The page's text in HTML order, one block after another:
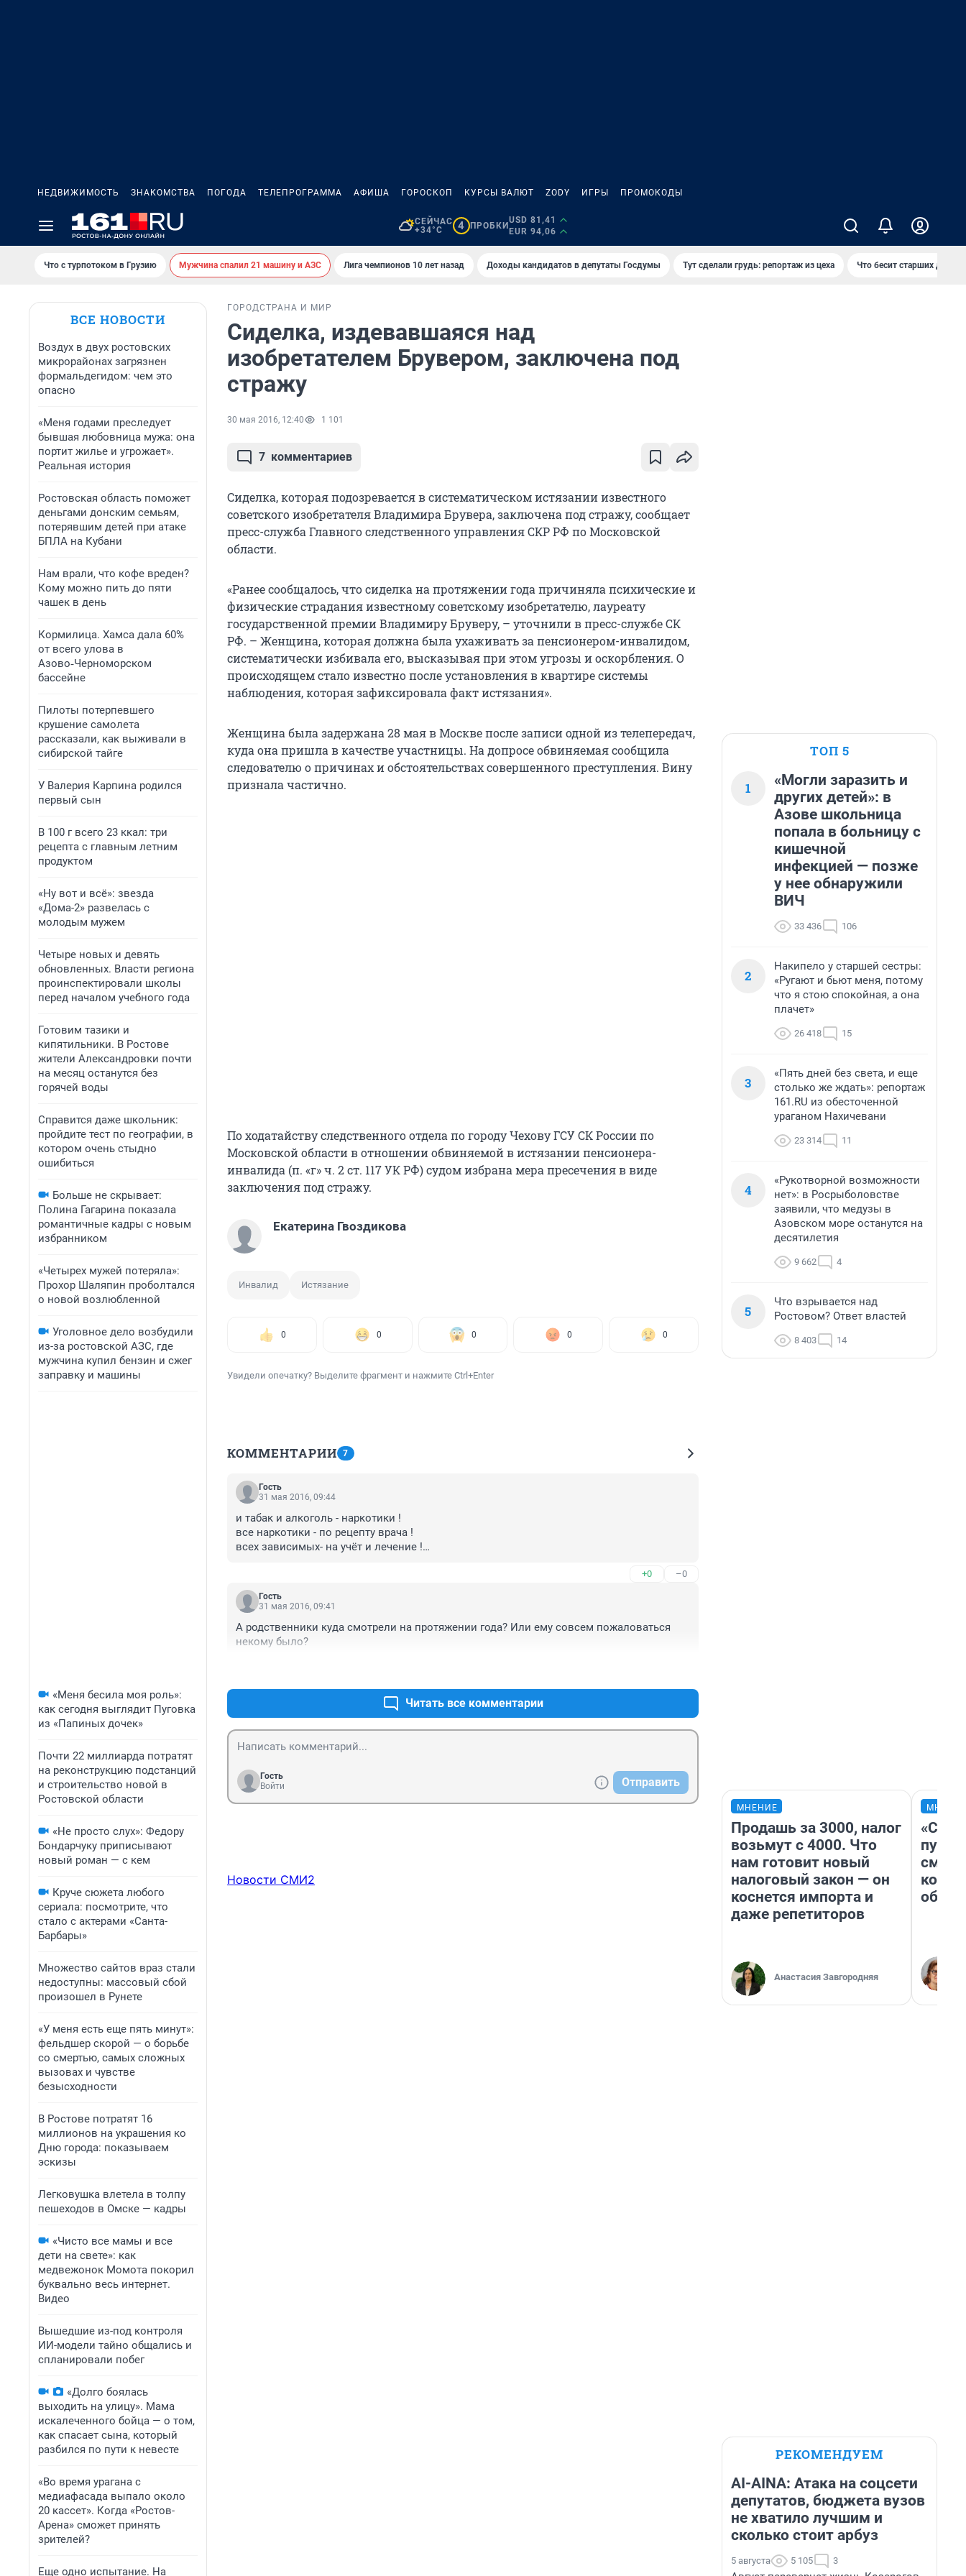
НЕДВИЖИМОСТЬ ЗНАКОМСТВА ПОГОДА ТЕЛЕПРОГРАММА АФИША ГОРОСКОП КУРСЫ ВАЛЮТ ZODY ИГРЫ ПРОМОКОДЫ
СЕЙЧАС
+34°C
4 ПРОБКИ
USD 81,41
EUR 94,06
Что с турпотоком в Грузию Мужчина спалил 21 машину и АЗС Лига чемпионов 10 лет назад Доходы кандидатов в депутаты Госдумы Тут сделали грудь: репортаж из цеха Что бесит старших детей
ВСЕ НОВОСТИ
Воздух в двух ростовских
микрорайонах загрязнен
формальдегидом: чем это
опасно
«Меня годами преследует
бывшая любовница мужа: она
портит жилье и угрожает».
Реальная история
Ростовская область поможет
деньгами донским семьям,
потерявшим детей при атаке
БПЛА на Кубани
Нам врали, что кофе вреден?
Кому можно пить до пяти
чашек в день
Кормилица. Хамса дала 60%
от всего улова в
Азово‑Черноморском
бассейне
Пилоты потерпевшего
крушение самолета
рассказали, как выживали в
сибирской тайге
У Валерия Карпина родился
первый сын
В 100 г всего 23 ккал: три
рецепта с главным летним
продуктом
«Ну вот и всё»: звезда
«Дома-2» развелась с
молодым мужем
Четыре новых и девять
обновленных. Власти региона
проинспектировали школы
перед началом учебного года
Готовим тазики и
кипятильники. В Ростове
жители Александровки почти
на месяц останутся без
горячей воды
Справится даже школьник:
пройдите тест по географии, в
котором очень стыдно
ошибиться
Больше не скрывает:
Полина Гагарина показала
романтичные кадры с новым
избранником
«Четырех мужей потеряла»:
Прохор Шаляпин проболтался
о новой возлюбленной
Уголовное дело возбудили
из-за ростовской АЗС, где
мужчина купил бензин и сжег
заправку и машины
«Меня бесила моя роль»:
как сегодня выглядит Пуговка
из «Папиных дочек»
Почти 22 миллиарда потратят
на реконструкцию подстанций
и строительство новой в
Ростовской области
«Не просто слух»: Федору
Бондарчуку приписывают
новый роман — с кем
Круче сюжета любого
сериала: посмотрите, что
стало с актерами «Санта-
Барбары»
Множество сайтов враз стали
недоступны: массовый сбой
произошел в Рунете
«У меня есть еще пять минут»:
фельдшер скорой — о борьбе
со смертью, самых сложных
вызовах и чувстве
безысходности
В Ростове потратят 16
миллионов на украшения ко
Дню города: показываем
эскизы
Легковушка влетела в толпу
пешеходов в Омске — кадры
«Чисто все мамы и все
дети на свете»: как
медвежонок Момота покорил
буквально весь интернет.
Видео
Вышедшие из-под контроля
ИИ-модели тайно общались и
спланировали побег
«Долго боялась
выходить на улицу». Мама
искалеченного бойца — о том,
как спасает сына, который
разбился по пути к невесте
«Во время урагана с
медиафасада выпало около
20 кассет». Когда «Ростов-
Арена» сможет принять
зрителей?
Еще одно испытание. На
ГОРОДСТРАНА И МИР
Сиделка, издевавшаяся над
изобретателем Брувером, заключена под
стражу
30 мая 2016, 12:40 1 101
7 комментариев
Сиделка, которая подозревается в систематическом истязании известного
советского изобретателя Владимира Брувера, заключена под стражу, сообщает
пресс-служба Главного следственного управления СКР РФ по Московской
области.
«Ранее сообщалось, что сиделка на протяжении года причиняла психические и
физические страдания известному советскому изобретателю, лауреату
государственной премии Владимиру Бруверу, – уточнили в пресс-службе СК
РФ. – Женщина, которая должна была ухаживать за пенсионером-инвалидом,
систематически избивала его, высказывая при этом угрозы и оскорбления. О
происходящем стало известно после установления в квартире системы
наблюдения, которая зафиксировала факт истязания».
Женщина была задержана 28 мая в Москве после записи одной из телепередач,
куда она пришла в качестве участницы. На допросе обвиняемая сообщила
следователю о причинах и обстоятельствах совершенного преступления. Вину
признала частично.
По ходатайству следственного отдела по городу Чехову ГСУ СК России по
Московской области в отношении обвиняемой в истязании пенсионера-
инвалида (п. «г» ч. 2 ст. 117 УК РФ) судом избрана мера пресечения в виде
заключения под стражу.
Екатерина Гвоздикова
Инвалид Истязание
0 0 0 0 0
Увидели опечатку? Выделите фрагмент и нажмите Ctrl+Enter
КОММЕНТАРИИ 7
Гость
31 мая 2016, 09:44
и табак и алкоголь - наркотики !
все наркотики - по рецепту врача !
всех зависимых- на учёт и лечение !
+0 –0
Гость
31 мая 2016, 09:41
А родственники куда смотрели на протяжении года? Или ему совсем пожаловаться
некому было?
Читать все комментарии
Гость
Войти
Отправить
Новости СМИ2
ТОП 5
1
«Могли заразить и
других детей»: в
Азове школьница
попала в больницу с
кишечной
инфекцией — позже
у нее обнаружили
ВИЧ
33 436 106
2
Накипело у старшей сестры:
«Ругают и бьют меня, потому
что я стою спокойная, а она
плачет»
26 418 15
3
«Пять дней без света, и еще
столько же ждать»: репортаж
161.RU из обесточенной
ураганом Нахичевани
23 314 11
4
«Рукотворной возможности
нет»: в Росрыболовстве
заявили, что медузы в
Азовском море останутся на
десятилетия
9 662 4
5
Что взрывается над
Ростовом? Ответ властей
8 403 14
МНЕНИЕ
Продашь за 3000, налог
возьмут с 4000. Что
нам готовит новый
налоговый закон — он
коснется импорта и
даже репетиторов
Анастасия Завгородняя
РЕКОМЕНДУЕМ
AI-AINA: Атака на соцсети
депутатов, бюджета вузов
не хватило лучшим и
сколько стоит арбуз
5 августа 5 105 3